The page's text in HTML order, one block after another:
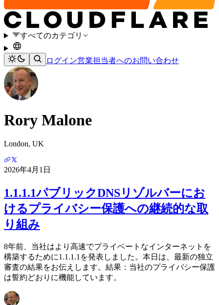
すべてのカテゴリ
ログイン営業担当者へのお問い合わせ
Rory Malone
London, UK
2026年4月1日
1.1.1.1パブリックDNSリゾルバーにお
けるプライバシー保護への継続的な取
り組み
8年前、当社はより高速でプライベートなインターネットを
構築するために1.1.1.1を発表しました。本日は、最新の独立
審査の結果をお伝えします。結果：当社のプライバシー保護
は誓約どおりに機能しています。